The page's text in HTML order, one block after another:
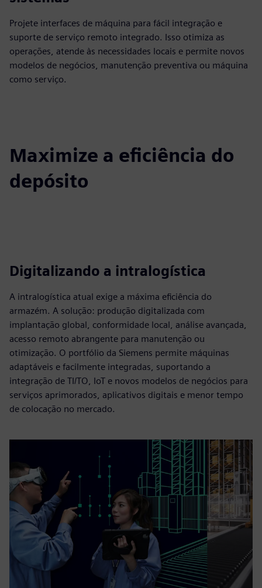
Projete interfaces de máquina para fácil integração e
suporte de serviço remoto integrado. Isso otimiza as
operações, atende às necessidades locais e permite novos
modelos de negócios, manutenção preventiva ou máquina
como serviço.
Maximize a eficiência do
depósito
Digitalizando a intralogística
A intralogística atual exige a máxima eficiência do
armazém. A solução: produção digitalizada com
implantação global, conformidade local, análise avançada,
acesso remoto abrangente para manutenção ou
otimização. O portfólio da Siemens permite máquinas
adaptáveis e facilmente integradas, suportando a
integração de TI/TO, IoT e novos modelos de negócios para
serviços aprimorados, aplicativos digitais e menor tempo
de colocação no mercado.